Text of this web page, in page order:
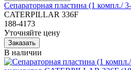
Сепараторная пластина (1 компл./
CATERPILLAR 336F
188-4173
Уточняйте цену
В наличии